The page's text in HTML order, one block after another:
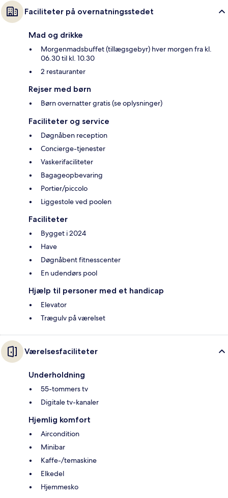
Faciliteter på overnatningsstedet
Mad og drikke
Morgenmadsbuffet (tillægsgebyr) hver morgen fra kl.
06.30 til kl. 10.30
2 restauranter
Rejser med børn
Børn overnatter gratis (se oplysninger)
Faciliteter og service
Døgnåben reception
Concierge-tjenester
Vaskerifaciliteter
Bagageopbevaring
Portier/piccolo
Liggestole ved poolen
Faciliteter
Bygget i 2024
Have
Døgnåbent fitnesscenter
En udendørs pool
Hjælp til personer med et handicap
Elevator
Trægulv på værelset
Værelsesfaciliteter
Underholdning
55-tommers tv
Digitale tv-kanaler
Hjemlig komfort
Aircondition
Minibar
Kaffe-/temaskine
Elkedel
Hjemmesko